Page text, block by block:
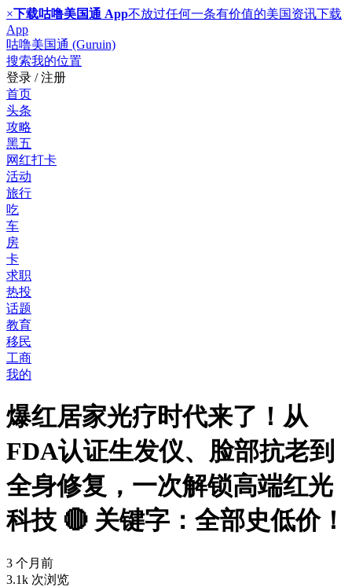
×下载咕噜美国通 App不放过任何一条有价值的美国资讯下载
App
咕噜美国通 (Guruin)
搜索我的位置
登录 / 注册
首页
头条
攻略
黑五
网红打卡
活动
旅行
吃
车
房
卡
求职
热投
话题
教育
移民
工商
我的
爆红居家光疗时代来了！从
FDA认证生发仪、脸部抗老到
全身修复，一次解锁高端红光
科技 🔴 关键字：全部史低价！
3 个月前
3.1k 次浏览